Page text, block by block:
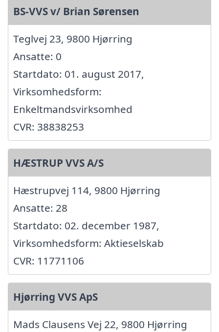
BS-VVS v/ Brian Sørensen
Teglvej 23, 9800 Hjørring
Ansatte: 0
Startdato: 01. august 2017,
Virksomhedsform:
Enkeltmandsvirksomhed
CVR: 38838253
HÆSTRUP VVS A/S
Hæstrupvej 114, 9800 Hjørring
Ansatte: 28
Startdato: 02. december 1987,
Virksomhedsform: Aktieselskab
CVR: 11771106
Hjørring VVS ApS
Mads Clausens Vej 22, 9800 Hjørring